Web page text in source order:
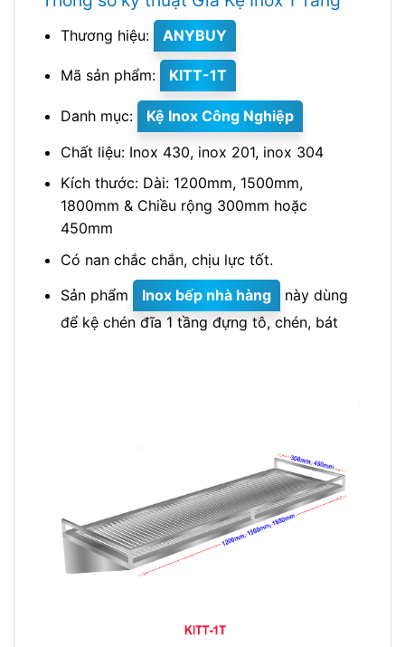
Thương hiệu: ANYBUY
Mã sản phẩm: KITT-1T
Danh mục:
Kệ Inox Công Nghiệp
Chất liệu: Inox 430, inox 201, inox 304
Kích thước: Dài: 1200mm, 1500mm,
1800mm & Chiều rộng 300mm hoặc
450mm
Có nan chắc chắn, chịu lực tốt.
Sản phẩm
Inox bếp nhà hàng
này dùng
để kệ chén đĩa 1 tầng đựng tô, chén, bát